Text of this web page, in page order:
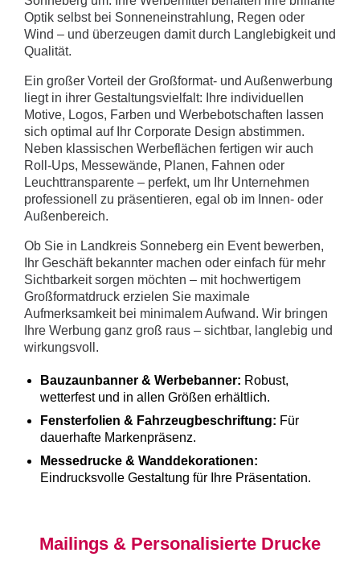
Optik selbst bei Sonneneinstrahlung, Regen oder
Wind – und überzeugen damit durch Langlebigkeit und
Qualität.
Ein großer Vorteil der Großformat- und Außenwerbung
liegt in ihrer Gestaltungsvielfalt: Ihre individuellen
Motive, Logos, Farben und Werbebotschaften lassen
sich optimal auf Ihr Corporate Design abstimmen.
Neben klassischen Werbeflächen fertigen wir auch
Roll-Ups, Messewände, Planen, Fahnen oder
Leuchttransparente – perfekt, um Ihr Unternehmen
professionell zu präsentieren, egal ob im Innen- oder
Außenbereich.
Ob Sie in Landkreis Sonneberg ein Event bewerben,
Ihr Geschäft bekannter machen oder einfach für mehr
Sichtbarkeit sorgen möchten – mit hochwertigem
Großformatdruck erzielen Sie maximale
Aufmerksamkeit bei minimalem Aufwand. Wir bringen
Ihre Werbung ganz groß raus – sichtbar, langlebig und
wirkungsvoll.
Bauzaunbanner & Werbebanner: Robust,
wetterfest und in allen Größen erhältlich.
Fensterfolien & Fahrzeugbeschriftung: Für
dauerhafte Markenpräsenz.
Messedrucke & Wanddekorationen:
Eindrucksvolle Gestaltung für Ihre Präsentation.
Mailings & Personalisierte Drucke